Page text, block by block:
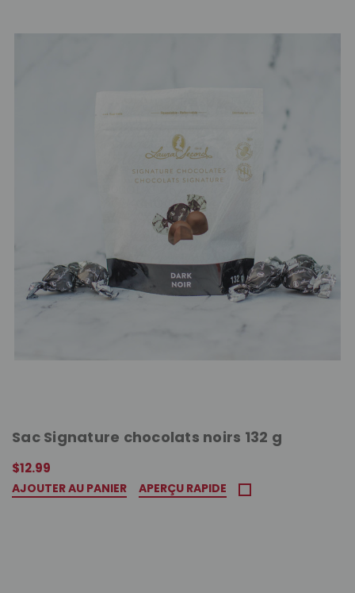
Sac Signature chocolats noirs 132 g
$12.99
AJOUTER AU PANIER APERÇU RAPIDE